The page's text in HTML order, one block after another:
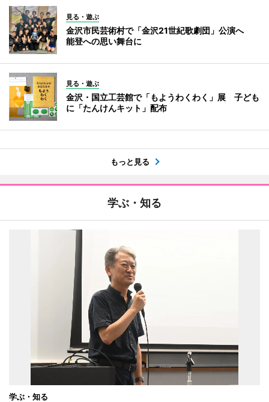
見る・遊ぶ
金沢市民芸術村で「金沢21世紀歌劇団」公演へ
能登への思い舞台に
見る・遊ぶ
金沢・国立工芸館で「もようわくわく」展 子ども
に「たんけんキット」配布
もっと見る
学ぶ・知る
学ぶ・知る